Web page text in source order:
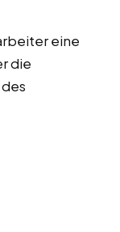
eine
die